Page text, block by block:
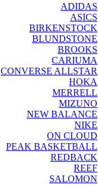
ADIDAS
ASICS
BIRKENSTOCK
BLUNDSTONE
BROOKS
CARIUMA
CONVERSE ALLSTAR
HOKA
MERRELL
MIZUNO
NEW BALANCE
NIKE
ON CLOUD
PEAK BASKETBALL
REDBACK
REEF
SALOMON